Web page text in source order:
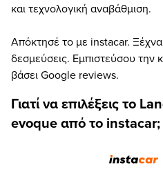
και τεχνολογική αναβάθμιση.
Απόκτησέ το με instacar.
δεσμεύσεις. Εμπιστεύσου την
βάσει Google reviews.
Γιατί να επιλέξεις το
evoque από το instacar;